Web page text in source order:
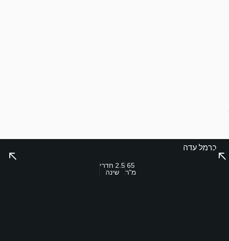
כרמל עדה
65
מ"ר
2.5 חדרי
שינה